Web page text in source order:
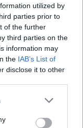
utilized by
parties prior to
of the further
third parties on the
information may
the IAB’s List of
disclose it to other
or more Google
You may click to
dei
di intervento.
per
e
di